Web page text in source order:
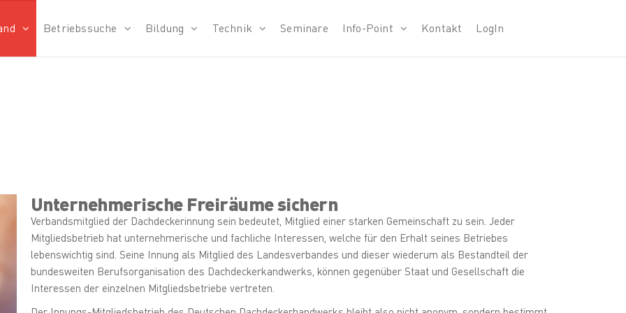
Betriebssuche Bildung Technik Seminare Info-Point Kontakt LogIn
Unternehmerische Freiräume sichern
Verbandsmitglied der Dachdeckerinnung sein bedeutet, Mitglied einer starken Gemeinschaft zu sein. Jeder
Mitgliedsbetrieb hat unternehmerische und fachliche Interessen, welche für den Erhalt seines Betriebes
lebenswichtig sind. Seine Innung als Mitglied des Landesverbandes und dieser wiederum als Bestandteil der
bundesweiten Berufsorganisation des Dachdeckerkandwerks, können gegenüber Staat und Gesellschaft die
Interessen der einzelnen Mitgliedsbetriebe vertreten.